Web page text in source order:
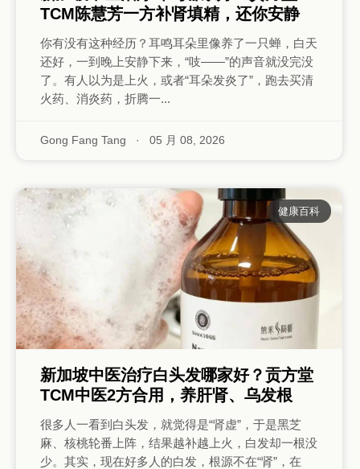
TCM陈慧芳一方补肾填精，还你安静
你有没有这种经历？耳鸣耳朵里像养了一只蝉，白天
还好，一到晚上安静下来，“吱——”的声音就没完没
了。有人以为是上火，或者“耳朵发炎了”，跑去买清
火药、消炎药，折腾一...
Gong Fang Tang · 05 月 08, 2026
健康百科
新加坡中医治疗白头发哪家好？贡方堂
TCM中医2方合用，养肝肾、乌发根
很多人一看到白头发，就觉得是“肾虚”，于是黑芝
麻、核桃轮番上阵，结果越补越上火，白发却一根没
少。其实，现在好多人的白发，根源不在“肾”，在